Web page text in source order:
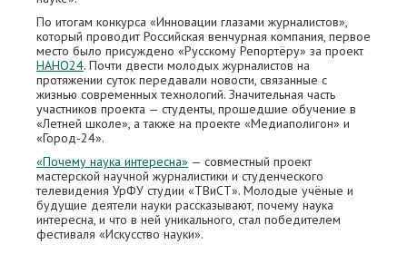
По итогам конкурса «Инновации глазами журналистов»,
который проводит Российская венчурная компания, первое
место было присуждено «Русскому Репортёру» за проект
НАНО24. Почти двести молодых журналистов на
протяжении суток передавали новости, связанные с
жизнью современных технологий. Значительная часть
участников проекта — студенты, прошедшие обучение в
«Летней школе», а также на проекте «Медиаполигон» и
«Город-24».
«Почему наука интересна» — совместный проект
мастерской научной журналистики и студенческого
телевидения УрФУ студии «ТВиСТ». Молодые учёные и
будущие деятели науки рассказывают, почему наука
интересна, и что в ней уникального, стал победителем
фестиваля «Искусство науки».